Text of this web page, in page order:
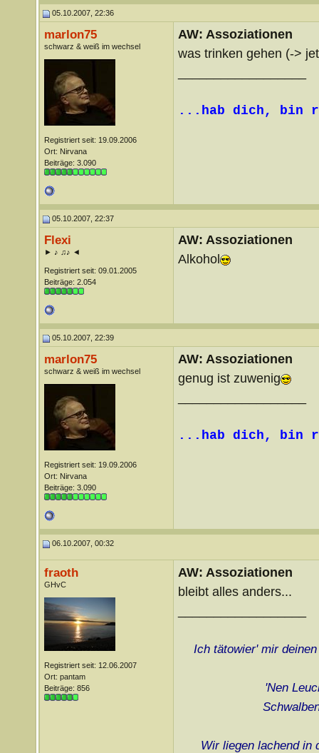
05.10.2007, 22:36
marlon75
schwarz & weiß im wechsel
Registriert seit: 19.09.2006
Ort: Nirvana
Beiträge: 3.090
AW: Assoziationen
was trinken gehen (->
...hab dich, bin
05.10.2007, 22:37
Flexi
► ♪ ♫♪ ◄
Registriert seit: 09.01.2005
Beiträge: 2.054
AW: Assoziationen
Alkohol
05.10.2007, 22:39
marlon75
schwarz & weiß im wechsel
Registriert seit: 19.09.2006
Ort: Nirvana
Beiträge: 3.090
AW: Assoziationen
genug ist zuwenig
...hab dich, bin
06.10.2007, 00:32
fraoth
GHvC
Registriert seit: 12.06.2007
Ort: pantam
Beiträge: 856
AW: Assoziationen
bleibt alles anders...
Ich tätowier' mir
'Nen
Wir liegen lachend in